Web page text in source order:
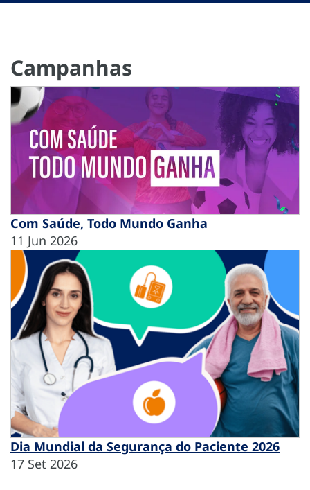
Campanhas
Com Saúde, Todo Mundo Ganha
11 Jun 2026
Dia Mundial da Segurança do Paciente 2026
17 Set 2026